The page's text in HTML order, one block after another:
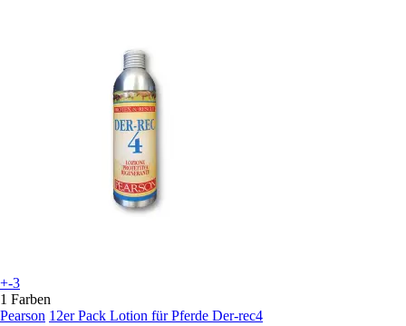
+-3
1 Farben
Pearson 12er Pack Lotion für Pferde Der-rec4